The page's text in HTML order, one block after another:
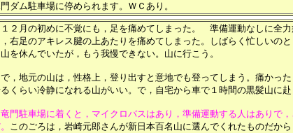
ダム駐車場に停められます。ＷＣあり。
１２月の初めに不覚にも，足を痛めてしまった。 準備運動なしに全力
右足のアキレス腱の上あたりを痛めてしまった。しばらく忙しいの
を休んでいたが，もう我慢できない。山に行こう。
，地元の山は，性格上，登り出すと意地でも登ってしまう。痛かっ
くらい冷静になれる山がいい。で，自宅から車で１時間の黒髪山に赴
竜門駐車場に着くと，マイクロバスはあり，準備運動する人はありで
このごろは，岩崎元郎さんが新日本百名山に選んでくれたものだか